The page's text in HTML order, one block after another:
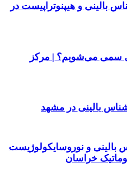
بالینی و هیپنوتراپیست در
سمی می‌شویم؟ | مرکز
بالینی در مشهد
بالینی و نوروسایکولوژیست
خراسان